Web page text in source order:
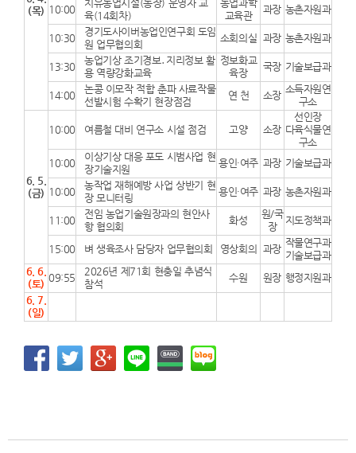
(목) 10:00
치유농업시설(농장) 운영자 교
육(14회차)
농업과학
교육관
과장 농촌자원과
10:30
경기도사이버농업인연구회 도임
원 업무협의회
소회의실 과장 농촌자원과
13:30
농업기상 조기경보․지리정보 활
용 역량강화교육
정보화교
육장
국장 기술보급과
14:00
논콩 이모작 적합 춘파 사료작물
선발시험 수확기 현장점검
연 천 소장
소득자원연
구소
6. 5.
(금)
10:00 여름철 대비 연구소 시설 점검 고양 소장
선인장
다육식물연
구소
10:00
이상기상 대응 포도 시범사업 현
장기술지원
용인·여주 과장 기술보급과
10:00
농작업 재해예방 사업 상반기 현
장 모니터링
용인·여주 과장 농촌자원과
11:00
전임 농업기술원장과의 현안사
항 협의회
화성
원/국
장
지도정책과
15:00 벼 생육조사 담당자 업무협의회 영상회의 과장
작물연구과
기술보급과
6. 6.
(토)
09:55
2026년 제71회 현충일 추념식
참석
수원 원장 행정지원과
6. 7.
(일)